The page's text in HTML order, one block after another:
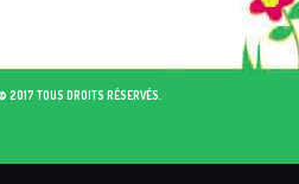
2017 TOUS DROITS RÉSERVÉS.